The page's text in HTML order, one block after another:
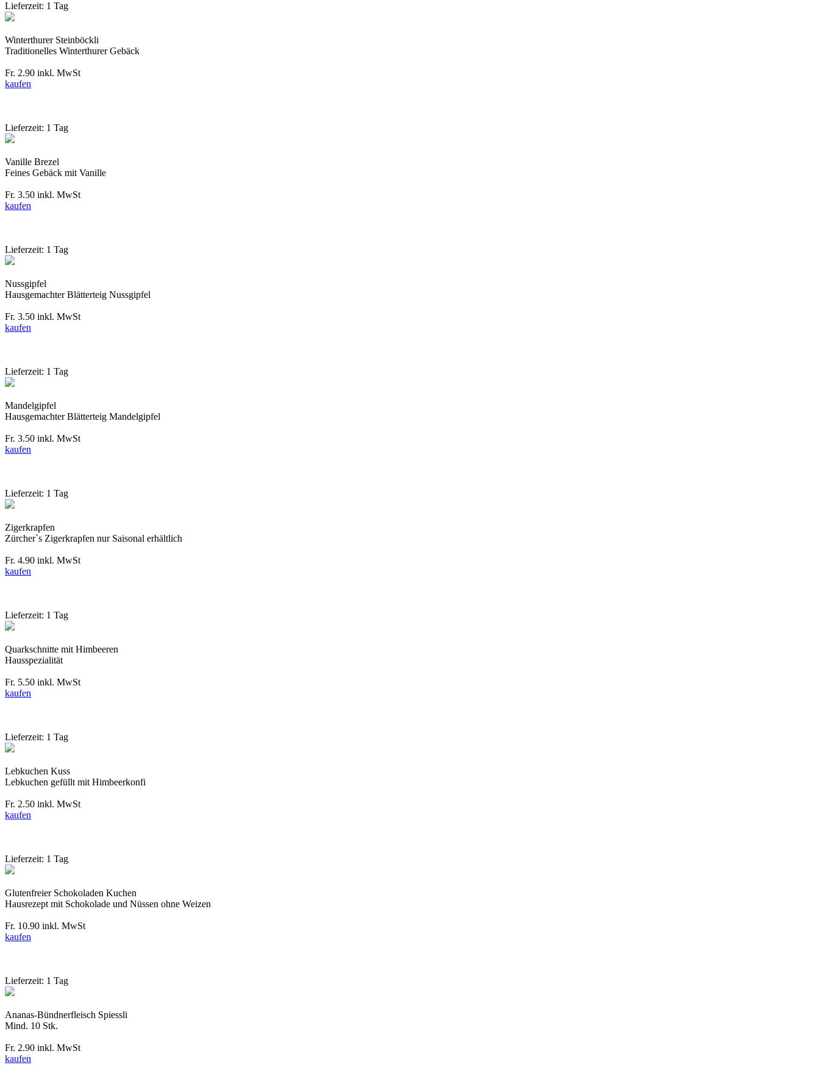
Lieferzeit: 1 Tag
Winterthurer Steinböckli
Traditionelles Winterthurer Gebäck
Fr. 2.90 inkl. MwSt
kaufen
Lieferzeit: 1 Tag
Vanille Brezel
Feines Gebäck mit Vanille
Fr. 3.50 inkl. MwSt
kaufen
Lieferzeit: 1 Tag
Nussgipfel
Hausgemachter Blätterteig Nussgipfel
Fr. 3.50 inkl. MwSt
kaufen
Lieferzeit: 1 Tag
Mandelgipfel
Hausgemachter Blätterteig Mandelgipfel
Fr. 3.50 inkl. MwSt
kaufen
Lieferzeit: 1 Tag
Zigerkrapfen
Zürcher`s Zigerkrapfen nur Saisonal erhältlich
Fr. 4.90 inkl. MwSt
kaufen
Lieferzeit: 1 Tag
Quarkschnitte mit Himbeeren
Hausspezialität
Fr. 5.50 inkl. MwSt
kaufen
Lieferzeit: 1 Tag
Lebkuchen Kuss
Lebkuchen gefüllt mit Himbeerkonfi
Fr. 2.50 inkl. MwSt
kaufen
Lieferzeit: 1 Tag
Glutenfreier Schokoladen Kuchen
Hausrezept mit Schokolade und Nüssen ohne Weizen
Fr. 10.90 inkl. MwSt
kaufen
Lieferzeit: 1 Tag
Ananas-Bündnerfleisch Spiessli
Mind. 10 Stk.
Fr. 2.90 inkl. MwSt
kaufen